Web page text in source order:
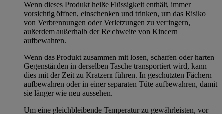
Wenn dieses Produkt heiße Flüssigkeit enthält, immer
vorsichtig öffnen, einschenken und trinken, um das Risiko
von Verbrennungen oder Verletzungen zu verringern,
außerdem außerhalb der Reichweite von Kindern
aufbewahren.
Wenn das Produkt zusammen mit losen, scharfen oder harten
Gegenständen in derselben Tasche transportiert wird, kann
dies mit der Zeit zu Kratzern führen. In geschützten Fächern
aufbewahren oder in einer separaten Tüte aufbewahren, damit
sie länger wie neu aussehen.
Um eine gleichbleibende Temperatur zu gewährleisten, vor